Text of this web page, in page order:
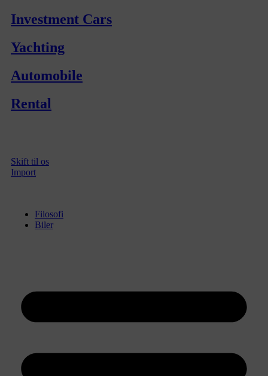
Investment Cars
Yachting
Automobile
Rental
Skift til os
Import
Filosofi
Biler